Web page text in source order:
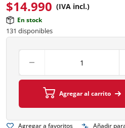
$14.990 (IVA incl.)
En stock
131 disponibles
Agregar al carrito
Agregar a favoritos Añadir